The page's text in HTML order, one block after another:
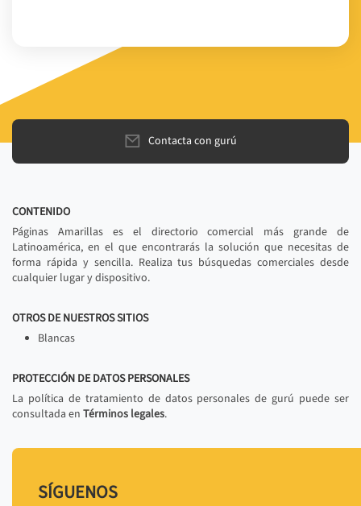
Contacta con gurú
CONTENIDO
Páginas Amarillas es el directorio comercial más grande de
Latinoamérica, en el que encontrarás la solución que necesitas de
forma rápida y sencilla. Realiza tus búsquedas comerciales desde
cualquier lugar y dispositivo.
OTROS DE NUESTROS SITIOS
Blancas
PROTECCIÓN DE DATOS PERSONALES
La política de tratamiento de datos personales de gurú puede ser
consultada en Términos legales.
SÍGUENOS